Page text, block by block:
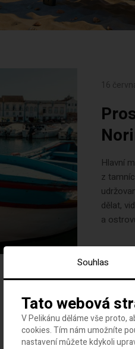
16
Hlavní
z
dělat,
a
Souhlas
Tato webová
V Pelikánu děláme vše proto,
cookies. Tím nám umožníte
nastavení můžete kdykoli